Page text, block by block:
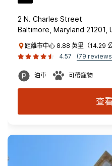
2 N. Charles Street
Baltimore, Maryland 21201,
距離市中心 8.88 英里（14.29
4.57
(79
泊車 可帶寵物
查